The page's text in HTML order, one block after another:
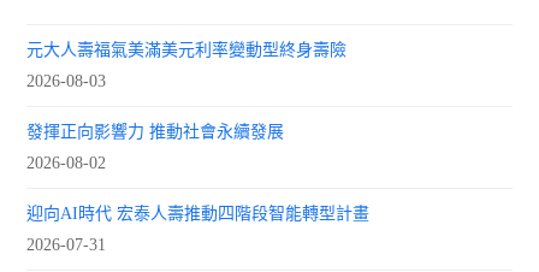
元大人壽福氣美滿美元利率變動型終身壽險
2026-08-03
發揮正向影響力 推動社會永續發展
2026-08-02
迎向AI時代 宏泰人壽推動四階段智能轉型計畫
2026-07-31